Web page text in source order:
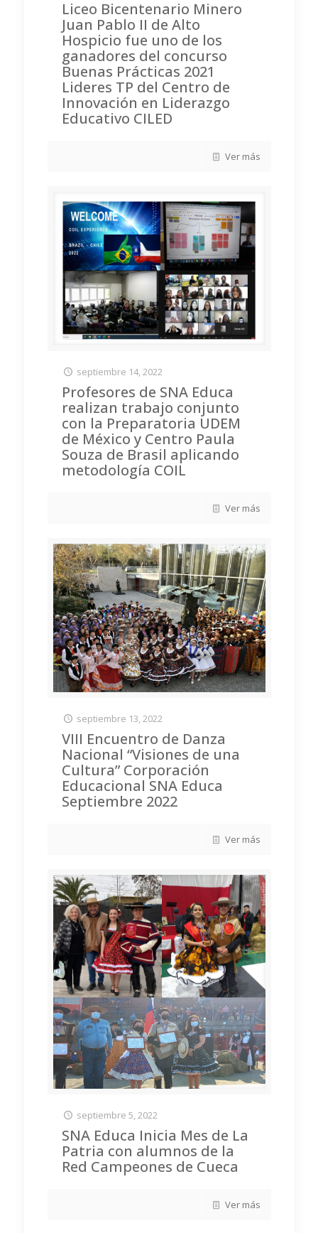
Liceo Bicentenario Minero
Juan Pablo II de Alto
Hospicio fue uno de los
ganadores del concurso
Buenas Prácticas 2021
Lideres TP del Centro de
Innovación en Liderazgo
Educativo CILED
Ver más
septiembre 14, 2022
Profesores de SNA Educa
realizan trabajo conjunto
con la Preparatoria UDEM
de México y Centro Paula
Souza de Brasil aplicando
metodología COIL
Ver más
septiembre 13, 2022
VIII Encuentro de Danza
Nacional “Visiones de una
Cultura” Corporación
Educacional SNA Educa
Septiembre 2022
Ver más
septiembre 5, 2022
SNA Educa Inicia Mes de La
Patria con alumnos de la
Red Campeones de Cueca
Ver más